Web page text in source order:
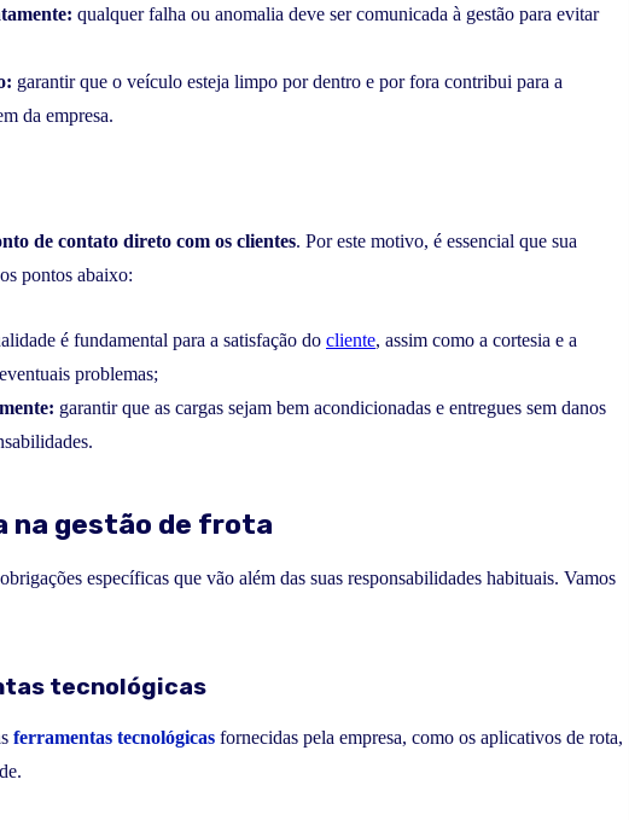
qualquer falha ou anomalia deve ser comunicada à gestão para evitar
garantir que o veículo esteja limpo por dentro e por fora contribui para a
da empresa.
de contato direto com os clientes. Por este motivo, é essencial que sua
pontos abaixo:
é fundamental para a satisfação do cliente, assim como a cortesia e a
problemas;
garantir que as cargas sejam bem acondicionadas e entregues sem danos
na gestão de frota
específicas que vão além das suas responsabilidades habituais. Vamos
tecnológicas
ferramentas tecnológicas fornecidas pela empresa, como os aplicativos de rota,